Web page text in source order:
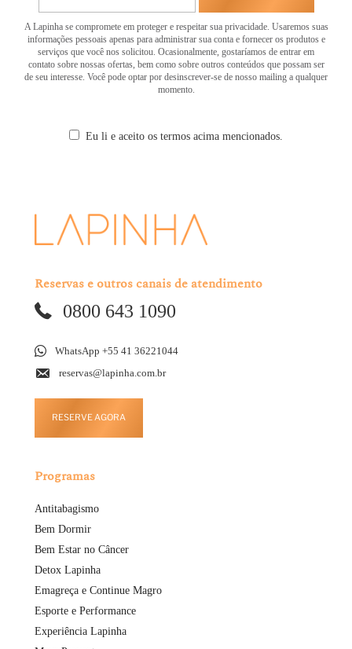
A Lapinha se compromete em proteger e respeitar sua privacidade. Usaremos suas
informações pessoais apenas para administrar sua conta e fornecer os produtos e
serviços que você nos solicitou. Ocasionalmente, gostaríamos de entrar em
contato sobre nossas ofertas, bem como sobre outros conteúdos que possam ser
de seu interesse. Você pode optar por desinscrever-se de nosso mailing a qualquer
momento.
Eu li e aceito os termos acima mencionados.
Reservas e outros canais de atendimento
0800 643 1090
WhatsApp +55 41 36221044
reservas@lapinha.com.br
RESERVE AGORA
Programas
Antitabagismo
Bem Dormir
Bem Estar no Câncer
Detox Lapinha
Emagreça e Continue Magro
Esporte e Performance
Experiência Lapinha